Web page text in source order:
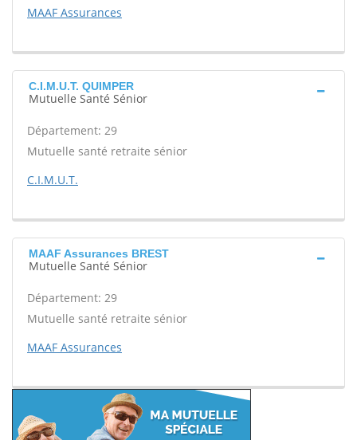
MAAF Assurances
C.I.M.U.T. QUIMPER
Mutuelle Santé Sénior
Département: 29
Mutuelle santé retraite sénior
C.I.M.U.T.
MAAF Assurances BREST
Mutuelle Santé Sénior
Département: 29
Mutuelle santé retraite sénior
MAAF Assurances